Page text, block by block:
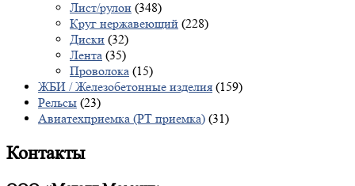
Лист/рулон (348)
Круг нержавеющий (228)
Диски (32)
Лента (35)
Проволока (15)
ЖБИ / Железобетонные изделия (159)
Рельсы (23)
Авиатехприемка (РТ приемка) (31)
Контакты